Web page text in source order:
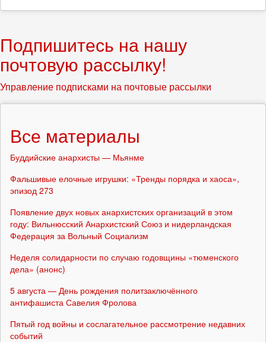
Подпишитесь на нашу
почтовую рассылку!
Управление подписками на почтовые рассылки
Все материалы
Буддийские анархисты — Мьянме
Фальшивые елочные игрушки: «Тренды порядка и хаоса»,
эпизод 273
Появление двух новых анархистских организаций в этом
году: Вильнюсский Анархистский Союз и нидерландская
Федерация за Вольный Социализм
Неделя солидарности по случаю годовщины «тюменского
дела» (анонс)
5 августа — День рождения политзаключённого
антифашиста Савелия Фролова
Пятый год войны и сослагательное рассмотрение недавних
событий